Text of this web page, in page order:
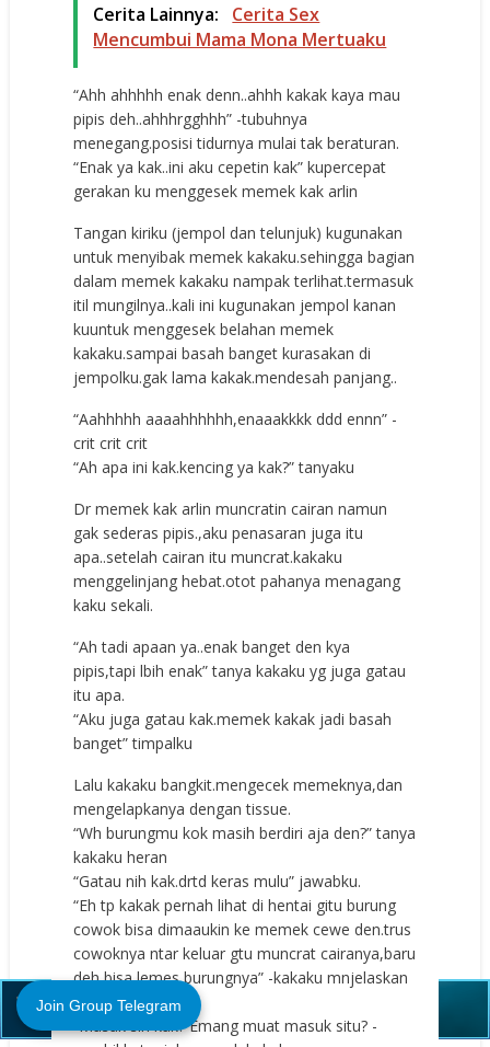
Cerita Lainnya:
Cerita Sex
Mencumbui Mama Mona Mertuaku
“Ahh ahhhhh enak denn..ahhh kakak kaya mau
pipis deh..ahhhrgghhh” -tubuhnya
menegang.posisi tidurnya mulai tak beraturan.
“Enak ya kak..ini aku cepetin kak” kupercepat
gerakan ku menggesek memek kak arlin
Tangan kiriku (jempol dan telunjuk) kugunakan
untuk menyibak memek kakaku.sehingga bagian
dalam memek kakaku nampak terlihat.termasuk
itil mungilnya..kali ini kugunakan jempol kanan
kuuntuk menggesek belahan memek
kakaku.sampai basah banget kurasakan di
jempolku.gak lama kakak.mendesah panjang..
“Aahhhhh aaaahhhhhh,enaaakkkk ddd ennn” -
crit crit crit
“Ah apa ini kak.kencing ya kak?” tanyaku
Dr memek kak arlin muncratin cairan namun
gak sederas pipis.,aku penasaran juga itu
apa..setelah cairan itu muncrat.kakaku
menggelinjang hebat.otot pahanya menagang
kaku sekali.
“Ah tadi apaan ya..enak banget den kya
pipis,tapi lbih enak” tanya kakaku yg juga gatau
itu apa.
“Aku juga gatau kak.memek kakak jadi basah
banget” timpalku
Lalu kakaku bangkit.mengecek memeknya,dan
mengelapkanya dengan tissue.
“Wh burungmu kok masih berdiri aja den?” tanya
kakaku heran
“Gatau nih kak.drtd keras mulu” jawabku.
“Eh tp kakak pernah lihat di hentai gitu burung
cowok bisa dimaaukin ke memek cewe den.trus
cowoknya ntar keluar gtu muncrat cairanya,baru
deh bisa lemes burungnya” -kakaku mnjelaskan
sepengetahuanya
“Masak sih kak? Emang muat masuk situ? -
Close (X)
Join Group Telegram